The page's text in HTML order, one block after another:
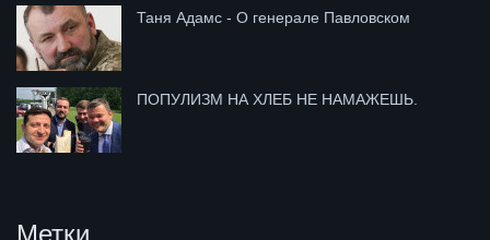
Таня Адамс - О генерале Павловском
ПОПУЛИЗМ НА ХЛЕБ НЕ НАМАЖЕШЬ.